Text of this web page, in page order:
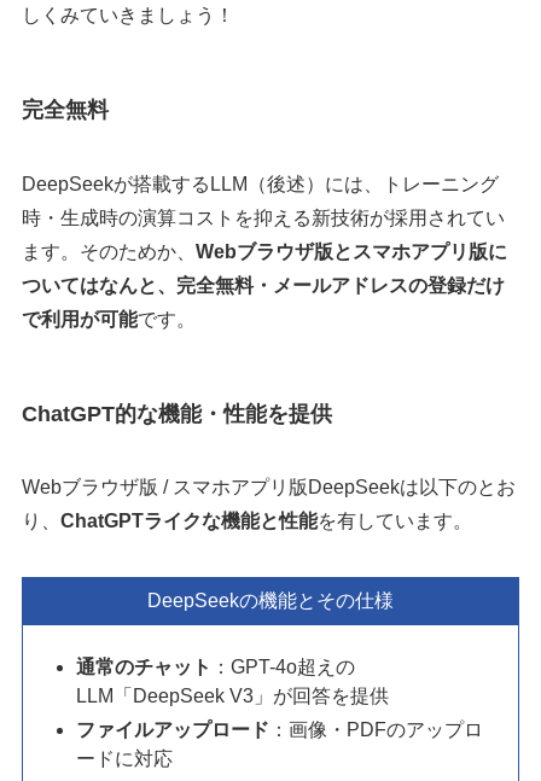
しくみていきましょう！
完全無料
DeepSeekが搭載するLLM（後述）には、トレーニング
時・生成時の演算コストを抑える新技術が採用されてい
ます。そのためか、 Webブラウザ版とスマホアプリ版に
ついてはなんと、完全無料・メールアドレスの登録だけ
で利用が可能です。
ChatGPT的な機能・性能を提供
Webブラウザ版 / スマホアプリ版DeepSeekは以下のとお
り、 ChatGPTライクな機能と性能を有しています。
DeepSeekの機能とその仕様
通常のチャット ：GPT-4o超えの
LLM「DeepSeek V3」が回答を提供
ファイルアップロード ：画像・PDFのアップロ
ードに対応